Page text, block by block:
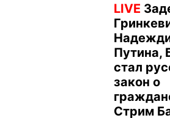
LIVE
Путина,
стал
закон о
Стрим